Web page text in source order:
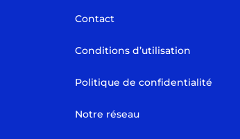
Contact
Conditions d’utilisation
Politique de confidentialité
Notre réseau